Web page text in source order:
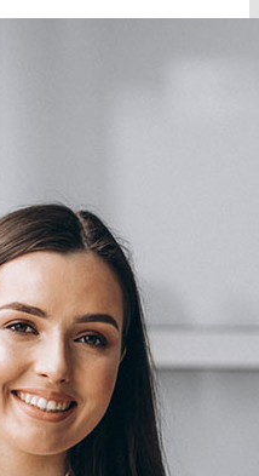
los profesionales de
Devaim Consultores
para atender los
requerimientos de los
responsables
financieros y
optimizar sus
decisiones.